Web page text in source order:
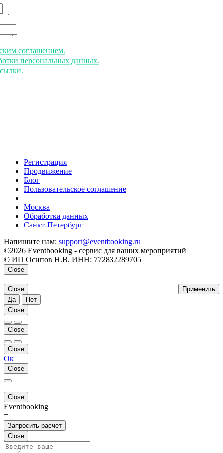
соглашением.
персональных данных.
Регистрация
Продвижение
Блог
Пользовательское соглашение
Москва
Обработка данных
Санкт-Петербург
Напишите нам: support@eventbooking.ru
©2026 Eventbooking - сервис для ваших мероприятий
© ИП Осипов Н.В. ИНН: 772832289705
Close
Применить
Close
Да
Нет
Close
Close
Close
Ок
Close
Close
Eventbooking
=
Запросить расчет
Close